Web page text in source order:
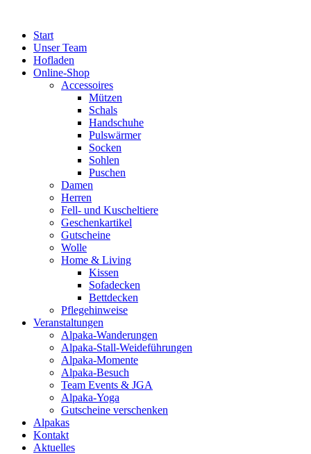
springenStart
Unser Team
Hofladen
Online-Shop
Accessoires
Mützen
Schals
Handschuhe
Pulswärmer
Socken
Sohlen
Puschen
Damen
Herren
Fell- und Kuscheltiere
Geschenkartikel
Gutscheine
Wolle
Home & Living
Kissen
Sofadecken
Bettdecken
Pflegehinweise
Veranstaltungen
Alpaka-Wanderungen
Alpaka-Stall-Weideführungen
Alpaka-Momente
Alpaka-Besuch
Team Events & JGA
Alpaka-Yoga
Gutscheine verschenken
Alpakas
Kontakt
Aktuelles